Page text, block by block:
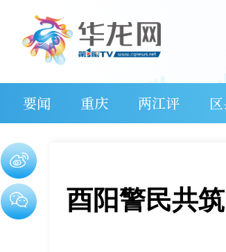
要闻 重庆 两江评
酉阳警民共